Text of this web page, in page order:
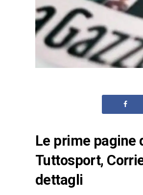
Le prime pagine
Tuttosport,
dettagli